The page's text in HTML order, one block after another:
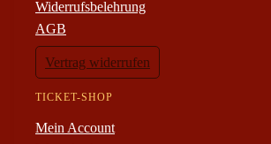
Widerrufsbelehrung
AGB
Vertrag widerrufen
TICKET-SHOP
Mein Account